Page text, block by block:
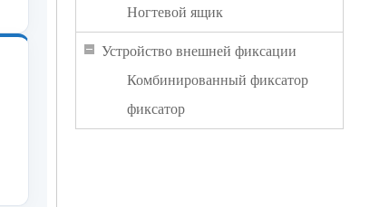
Ногтевой ящик
Устройство внешней фиксации
Комбинированный фиксатор
фиксатор